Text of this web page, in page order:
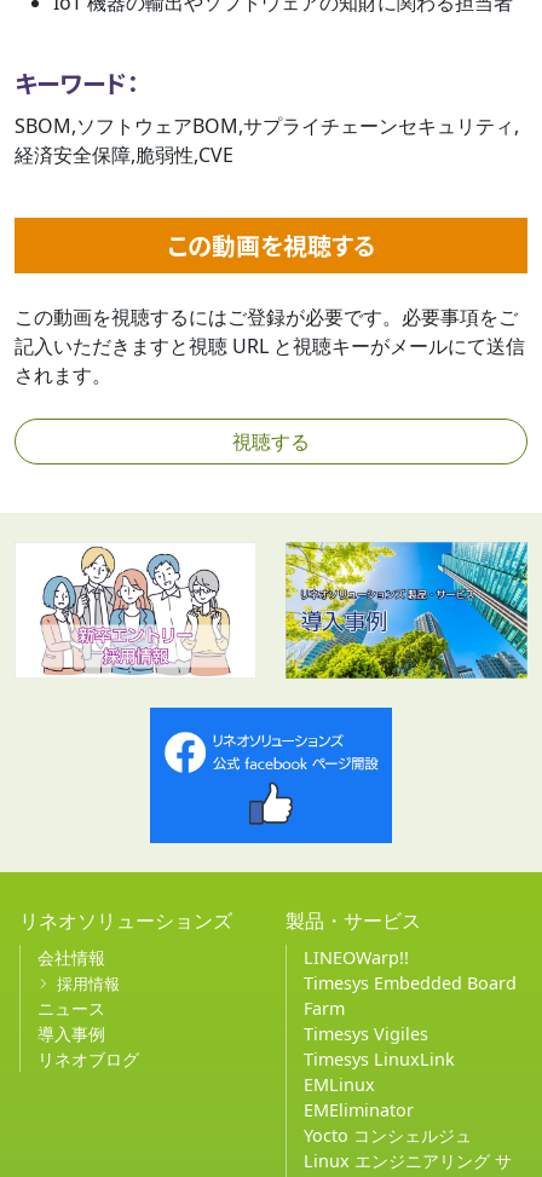
キーワード：
SBOM,ソフトウェアBOM,サプライチェーンセキュリティ,
経済安全保障,脆弱性,CVE
この動画を視聴する
この動画を視聴するにはご登録が必要です。必要事項をご
記入いただきますと視聴 URL と視聴キーがメールにて送信
されます。
視聴する
リネオソリューションズ
会社情報
採用情報
ニュース
導入事例
リネオブログ
製品・サービス
LINEOWarp!!
Timesys Embedded Board
Farm
Timesys Vigiles
Timesys LinuxLink
EMLinux
EMEliminator
Yocto コンシェルジュ
Linux エンジニアリング サ